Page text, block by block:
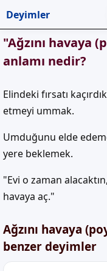
Deyimler
"Ağzını havaya
anlamı nedir?
Elindeki fırsatı
etmeyi ummak.
Umduğunu elde
yere beklemek.
"Evi o zaman
havaya aç."
Ağzını havaya
benzer deyimler